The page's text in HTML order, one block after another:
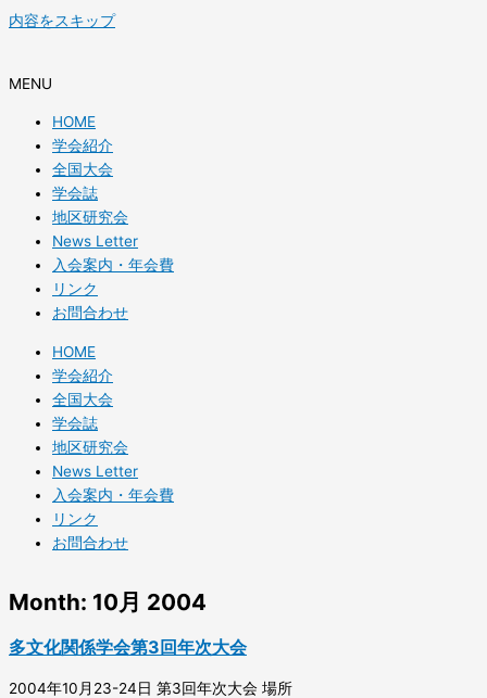
内容をスキップ
MENU
HOME
学会紹介
全国大会
学会誌
地区研究会
News Letter
入会案内・年会費
リンク
お問合わせ
HOME
学会紹介
全国大会
学会誌
地区研究会
News Letter
入会案内・年会費
リンク
お問合わせ
Month: 10月 2004
多文化関係学会第3回年次大会
2004年10月23-24日 第3回年次大会 場所